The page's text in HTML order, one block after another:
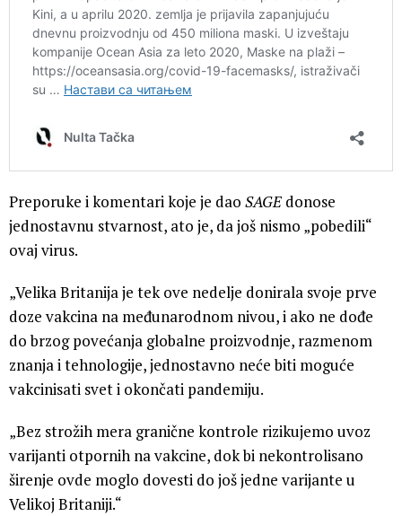
Preporuke i komentari koje je dao SAGE donose
jednostavnu stvarnost, ato je, da još nismo „pobedili“
ovaj virus.
„Velika Britanija je tek ove nedelje donirala svoje prve
doze vakcina na međunarodnom nivou, i ako ne dođe
do brzog povećanja globalne proizvodnje, razmenom
znanja i tehnologije, jednostavno neće biti moguće
vakcinisati svet i okončati pandemiju.
„Bez strožih mera granične kontrole rizikujemo uvoz
varijanti otpornih na vakcine, dok bi nekontrolisano
širenje ovde moglo dovesti do još jedne varijante u
Velikoj Britaniji.“